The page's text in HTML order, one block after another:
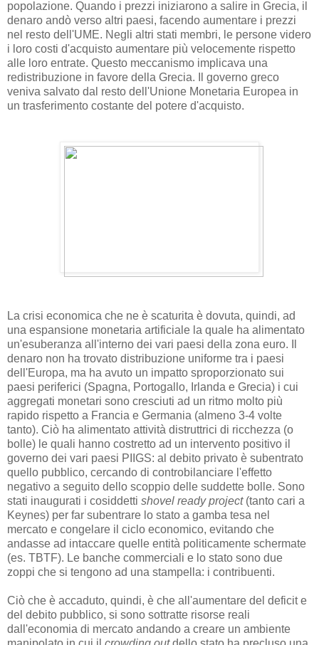
popolazione. Quando i prezzi iniziarono a salire in Grecia, il
denaro andò verso altri paesi, facendo aumentare i prezzi
nel resto dell'UME. Negli altri stati membri, le persone videro
i loro costi d'acquisto aumentare più velocemente rispetto
alle loro entrate. Questo meccanismo implicava una
redistribuzione in favore della Grecia. Il governo greco
veniva salvato dal resto dell'Unione Monetaria Europea in
un trasferimento costante del potere d'acquisto.
La crisi economica che ne è scaturita è dovuta, quindi, ad
una espansione monetaria artificiale la quale ha alimentato
un'esuberanza all'interno dei vari paesi della zona euro. Il
denaro non ha trovato distribuzione uniforme tra i paesi
dell'Europa, ma ha avuto un impatto sproporzionato sui
paesi periferici (Spagna, Portogallo, Irlanda e Grecia) i cui
aggregati monetari sono cresciuti ad un ritmo molto più
rapido rispetto a Francia e Germania (almeno 3-4 volte
tanto). Ciò ha alimentato attività distruttrici di ricchezza (o
bolle) le quali hanno costretto ad un intervento positivo il
governo dei vari paesi PIIGS: al debito privato è subentrato
quello pubblico, cercando di controbilanciare l'effetto
negativo a seguito dello scoppio delle suddette bolle. Sono
stati inaugurati i cosiddetti shovel ready project(tanto cari a
Keynes) per far subentrare lo stato a gamba tesa nel
mercato e congelare il ciclo economico, evitando che
andasse ad intaccare quelle entità politicamente schermate
(es. TBTF). Le banche commerciali e lo stato sono due
zoppi che si tengono ad una stampella: i contribuenti.
Ciò che è accaduto, quindi, è che all'aumentare del deficit e
del debito pubblico, si sono sottratte risorse reali
dall'economia di mercato andando a creare un ambiente